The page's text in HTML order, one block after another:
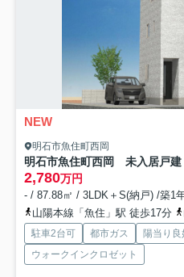
NEW
明石市魚住町西岡
明石市魚住町西岡 未入居戸建
2,780万円
- / 87.88㎡ / 3LDK＋S(納戸) /築1
山陽本線「魚住」駅 徒歩17分
駐車2台可 都市ガス 陽当り良
ウォークインクロゼット